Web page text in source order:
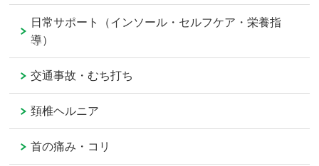
日常サポート（インソール・セルフケア・栄養指
導）
交通事故・むち打ち
頚椎ヘルニア
首の痛み・コリ